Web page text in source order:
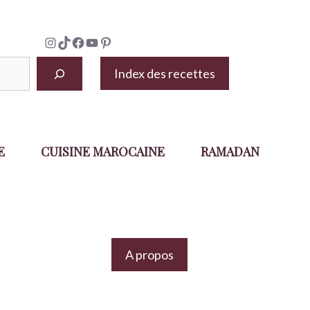
Instagram
TikTok
Facebook
YouTube
Pinterest
Index des recettes
CUISINE MAROCAINE RAMADAN
A propos